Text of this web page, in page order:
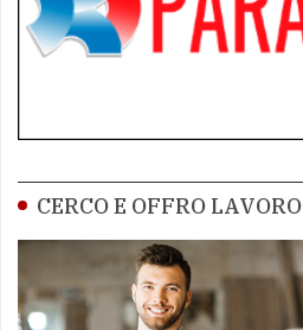
CERCO E OFFRO LAVORO